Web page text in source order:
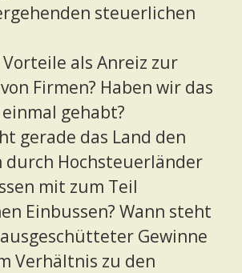
steuerlichen
als Anreiz zur
Firmen? Haben wir das
gehabt?
gerade das Land den
durch Hochsteuerländer
mit zum Teil
Einbussen? Wann steht
Gewinne
Verhältnis zu den